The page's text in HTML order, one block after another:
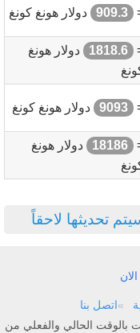
909.3 دولار هونغ كونغ
1818.6
دولار هونغ
9093 دولار هونغ كونغ
18186
دولار هونغ
تحديثها لاحقاً
اتصل بنا
بالوقت الحالي والفعلي من